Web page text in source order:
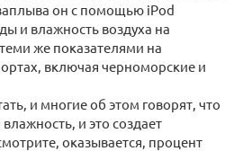
он с помощью iPod
и влажность воздуха на
же показателями на
включая черноморские и
и многие об этом говорят, что
и это создает
оказывается, процент